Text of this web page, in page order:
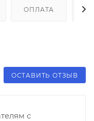
ОПЛАТА
ОСТАВИТЬ ОТЗЫВ
с